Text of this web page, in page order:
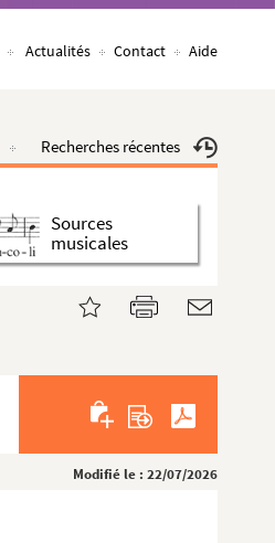
Actualités Contact Aide
Recherches récentes
Sources
musicales
Modifié le : 22/07/2026